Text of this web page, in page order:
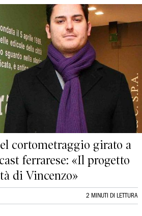
cortometraggio girato a
ferrarese: «Il progetto
di Vincenzo»
2 MINUTI DI LETTURA